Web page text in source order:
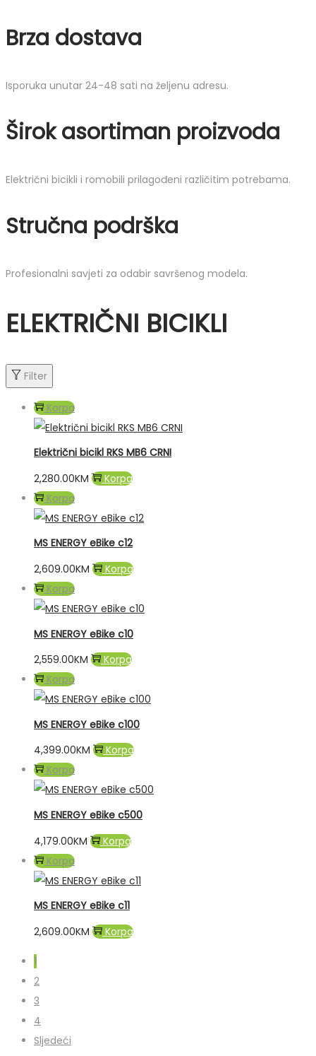
Brza dostava
Isporuka unutar 24-48 sati na željenu adresu.
Širok asortiman proizvoda
Električni bicikli i romobili prilagođeni različitim potrebama.
Stručna podrška
Profesionalni savjeti za odabir savršenog modela.
ELEKTRIČNI BICIKLI
Filter
Korpa
Električni bicikl RKS MB6 CRNI
2,280.00KM
Korpa
Korpa
MS ENERGY eBike c12
2,609.00KM
Korpa
Korpa
MS ENERGY eBike c10
2,559.00KM
Korpa
Korpa
MS ENERGY eBike c100
4,399.00KM
Korpa
Korpa
MS ENERGY eBike c500
4,179.00KM
Korpa
Korpa
MS ENERGY eBike c11
2,609.00KM Korpa
1
2
3
4
Sljedeći